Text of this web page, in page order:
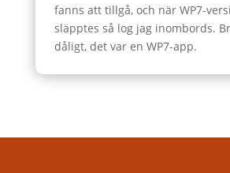
fanns att tillgå, och när WP7-
släpptes så log jag inombords.
dåligt, det var en WP7-app.